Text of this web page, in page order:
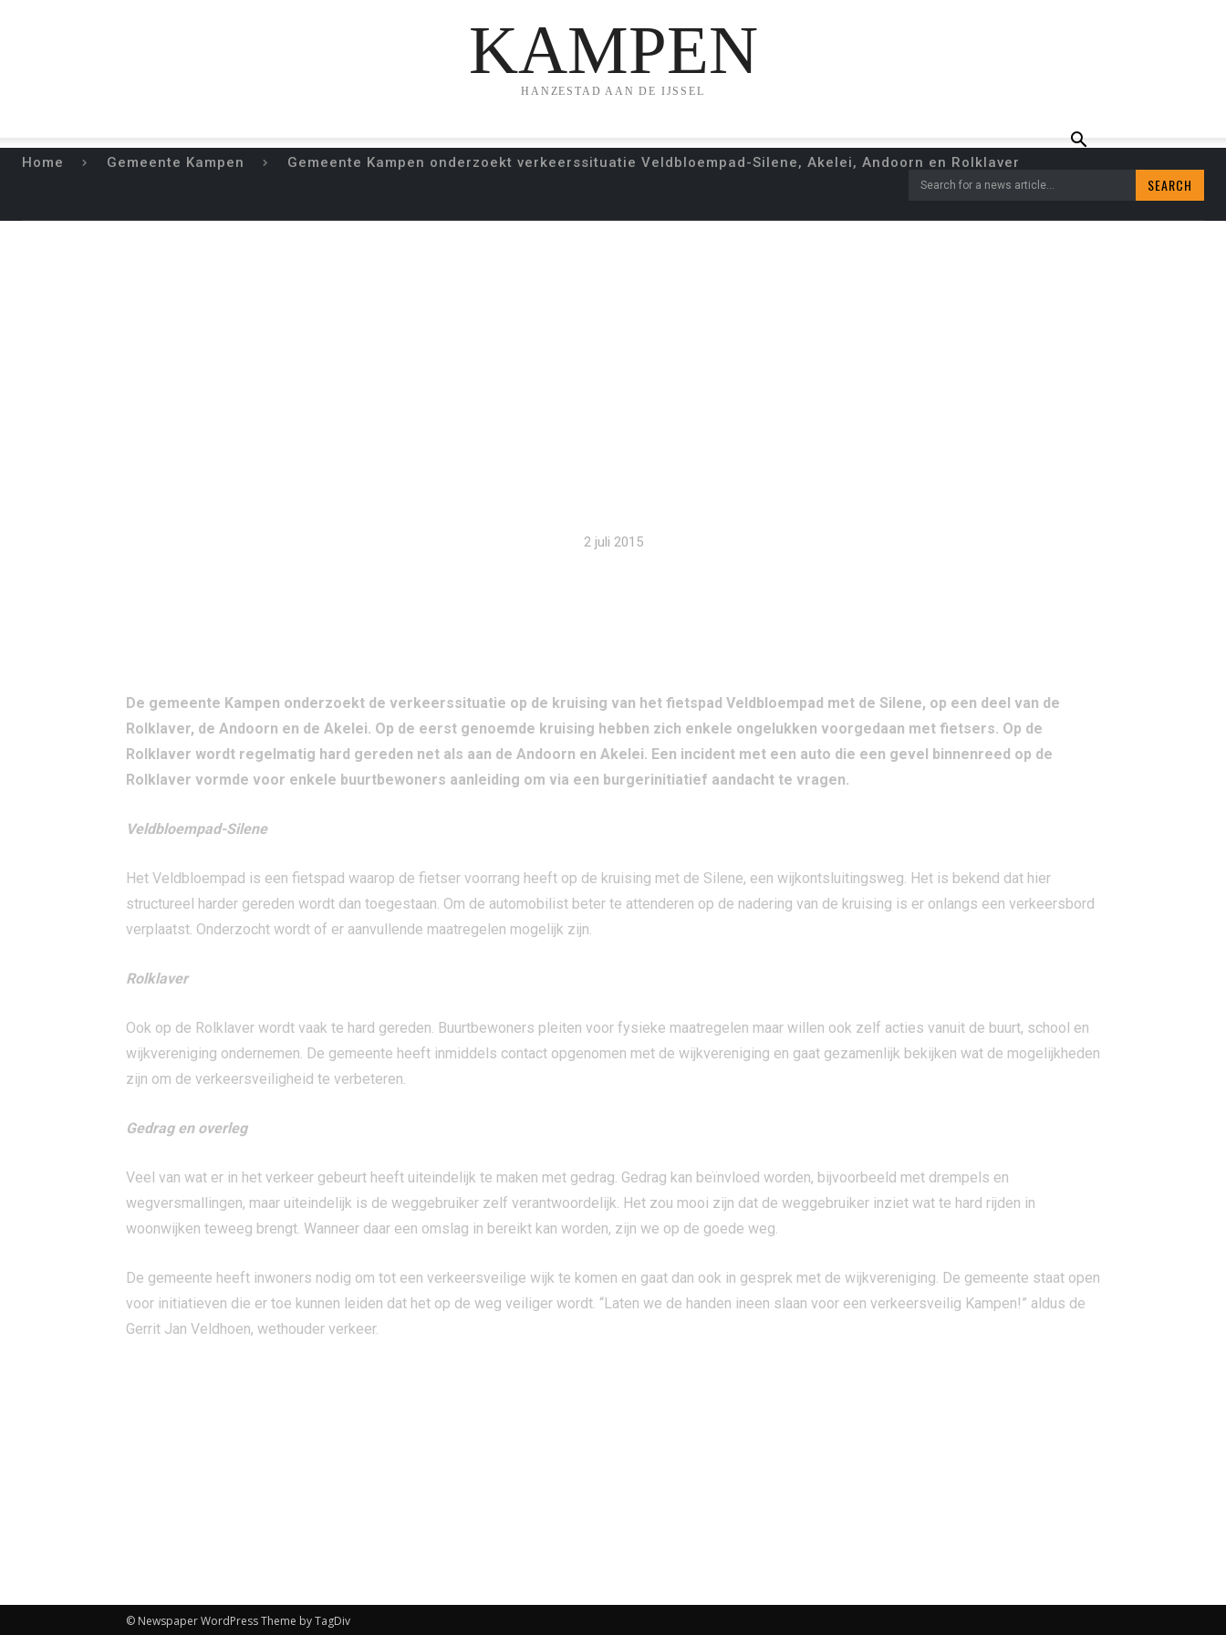
KAMPEN
HANZESTAD AAN DE IJSSEL
Home Gemeente Kampen Gemeente Kampen onderzoekt verkeerssituatie Veldbloempad-Silene, Akelei, Andoorn en Rolklaver
Search for a news article... SEARCH
2 juli 2015
De gemeente Kampen onderzoekt de verkeerssituatie op de kruising van het fietspad Veldbloempad met de Silene, op een deel van de
Rolklaver, de Andoorn en de Akelei. Op de eerst genoemde kruising hebben zich enkele ongelukken voorgedaan met fietsers. Op de
Rolklaver wordt regelmatig hard gereden net als aan de Andoorn en Akelei. Een incident met een auto die een gevel binnenreed op de
Rolklaver vormde voor enkele buurtbewoners aanleiding om via een burgerinitiatief aandacht te vragen.
Veldbloempad-Silene
Het Veldbloempad is een fietspad waarop de fietser voorrang heeft op de kruising met de Silene, een wijkontsluitingsweg. Het is bekend dat hier
structureel harder gereden wordt dan toegestaan. Om de automobilist beter te attenderen op de nadering van de kruising is er onlangs een verkeersbord
verplaatst. Onderzocht wordt of er aanvullende maatregelen mogelijk zijn.
Rolklaver
Ook op de Rolklaver wordt vaak te hard gereden. Buurtbewoners pleiten voor fysieke maatregelen maar willen ook zelf acties vanuit de buurt, school en
wijkvereniging ondernemen. De gemeente heeft inmiddels contact opgenomen met de wijkvereniging en gaat gezamenlijk bekijken wat de mogelijkheden
zijn om de verkeersveiligheid te verbeteren.
Gedrag en overleg
Veel van wat er in het verkeer gebeurt heeft uiteindelijk te maken met gedrag. Gedrag kan beïnvloed worden, bijvoorbeeld met drempels en
wegversmallingen, maar uiteindelijk is de weggebruiker zelf verantwoordelijk. Het zou mooi zijn dat de weggebruiker inziet wat te hard rijden in
woonwijken teweeg brengt. Wanneer daar een omslag in bereikt kan worden, zijn we op de goede weg.
De gemeente heeft inwoners nodig om tot een verkeersveilige wijk te komen en gaat dan ook in gesprek met de wijkvereniging. De gemeente staat open
voor initiatieven die er toe kunnen leiden dat het op de weg veiliger wordt. “Laten we de handen ineen slaan voor een verkeersveilig Kampen!” aldus de
Gerrit Jan Veldhoen, wethouder verkeer.
© Newspaper WordPress Theme by TagDiv